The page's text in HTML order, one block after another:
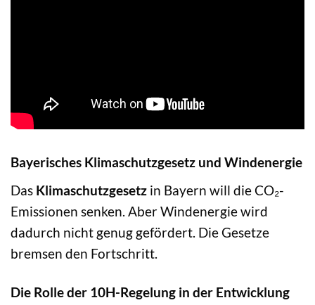
Bayerisches Klimaschutzgesetz und Windenergie
Das Klimaschutzgesetz in Bayern will die CO₂-
Emissionen senken. Aber Windenergie wird
dadurch nicht genug gefördert. Die Gesetze
bremsen den Fortschritt.
Die Rolle der 10H-Regelung in der Entwicklung